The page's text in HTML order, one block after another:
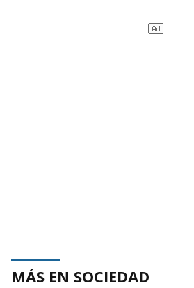
MÁS EN SOCIEDAD